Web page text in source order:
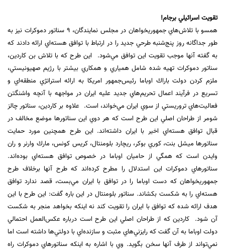
تقويت اسرائيلي برجام!‏
همسو با تلاش‌هاي جمهوريخواهان در مجلس نمايندگان، 9 سناتور دموكرات نيز به
طور جداگانه روز پنج‌شنبه طرحي جديد را در ‏ارتباط ‏با توافق هسته‌اي ارائه دادند كه
به گفته آنها موجب تقويت اين توافق مي‌شود. ‏ اين طرح كه با تلاش بن كاردين،
سناتور دموكرات تهيه شده شامل همياري و همكاري‎ ‎بيشتر با رژيم صهيونيستي،
‏ملزم كردن دولت ‏باراك اوباما رئيس‌جمهور امريكا به ارائه‎ ‎استراتژي منطقه‌اي و
تسريع در فرآيند اعمال تحريم‌هاي ‏جديد عليه ايران در مواجهه با‎ ‎آنچه واشنگتن
فعاليت‌هاي تروريستي از سوي ايران مي‌خواند، است. ‎ علاوه بر كاردين، سناتور چالز
شومر از طراحان اصلي اين طرح است كه هر دو‎ي ‎اين سناتورها موضع مخالف در
‏قبال توافق هسته‌اي ‏اخير با ايران داشته‌اند. اين طرح‎ ‎همچنين مورد حمايت
سناتورها ميشل بنت، كوري بوكر، ‏ريچارد بلومنتال، كريس كونس، ‎مارك وارنر ‏و ران
وايدن است كه همگي از حاميان اوباما در خصوص توافق هسته‌اي‎ ‎بوده‌اند‎.
‎جمهوريخواهان كه دست اوباما را در ‏توافق با ايران ‏‏مي‌بست، قصد ندارد توافق
هسته‌اي‎ ‎را به شكست بكشاند. سناتور بلومنتال در اين باره گفت: اين ‏طرح با اين
هدف ارائه‎ ‎شده كه ‏‏توافق با ايران را تقويت كند نه اينكه بخواهد منجر به شكست
آن شود. ‎ كاردين كه از طراحان اصلي اين طرح است درباره عكس‌العمل احتمالي
دولت‎ ‎اوباما به آن گفت كه رايزني‌هاي ‏مثبت و سازنده‌اي ‏با ‏دولتي‌ها داشته است اما
نمي‎‌تواند از طرف آنها سخن بگويد.‎ وي با اشاره به اينكه سناتور‌هاي دموكرات راه